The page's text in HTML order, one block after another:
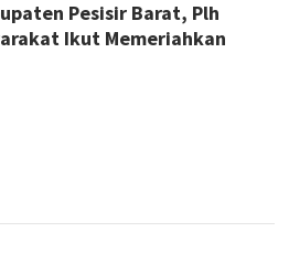
Pesisir Barat, Plh
Ikut Memeriahkan